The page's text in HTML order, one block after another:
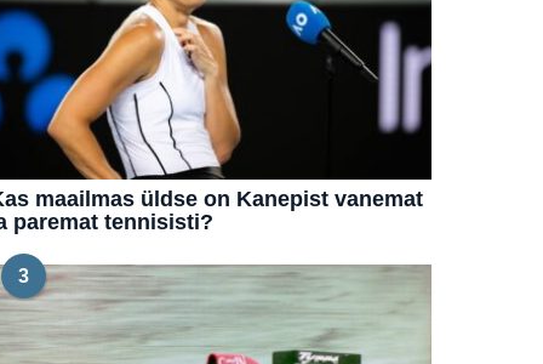
maailmas üldse on Kanepist vanemat
paremat tennisisti?
3